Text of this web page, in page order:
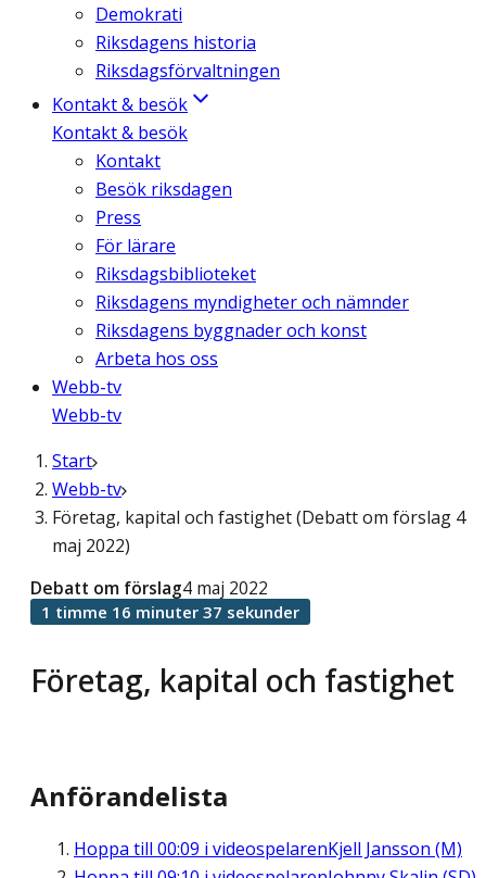
Demokrati
Riksdagens historia
Riksdagsförvaltningen
Kontakt & besök
Kontakt & besök
Kontakt
Besök riksdagen
Press
För lärare
Riksdagsbiblioteket
Riksdagens myndigheter och nämnder
Riksdagens byggnader och konst
Arbeta hos oss
Webb-tv
Webb-tv
Start
Webb-tv
Företag, kapital och fastighet (Debatt om förslag 4
maj 2022)
Företag, kapital och fastighet
Debatt om förslag4 maj 2022
1 timme 16 minuter 37 sekunder
Anförandelista
Hoppa till 00:09 i videospelarenKjell Jansson (M)